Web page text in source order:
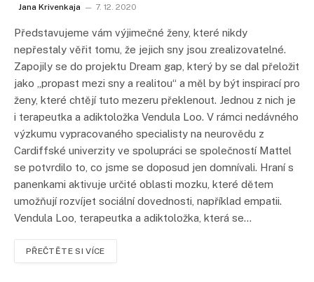
Jana Krivenkaja 7. 12. 2020
Představujeme vám výjimečné ženy, které nikdy
nepřestaly věřit tomu, že jejich sny jsou zrealizovatelné.
Zapojily se do projektu Dream gap, který by se dal přeložit
jako „propast mezi sny a realitou“ a měl by být inspirací pro
ženy, které chtějí tuto mezeru překlenout. Jednou z nich je
i terapeutka a adiktoložka Vendula Loo. V rámci nedávného
výzkumu vypracovaného specialisty na neurovědu z
Cardiffské univerzity ve spolupráci se společností Mattel
se potvrdilo to, co jsme se doposud jen domnívali. Hraní s
panenkami aktivuje určité oblasti mozku, které dětem
umožňují rozvíjet sociální dovednosti, například empatii.
Vendula Loo, terapeutka a adiktoložka, která se…
PŘEČTĚTE SI VÍCE